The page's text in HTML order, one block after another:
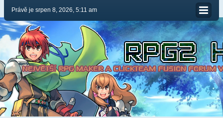
Právě je srpen 8, 2026, 5:11 am